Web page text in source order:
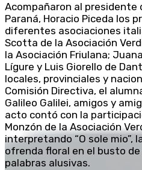
Acompañaron al presidente
Paraná, Horacio Piceda los
diferentes asociaciones
Scotta de la Asociación
la Asociación Friulana;
Lígure y Luis Giorello de
locales, provinciales y
Comisión Directiva, el
Galileo Galilei, amigos y
acto contó con la
Monzón de la Asociación
interpretando “O sole mio”,
ofrenda floral en el busto de
palabras alusivas.